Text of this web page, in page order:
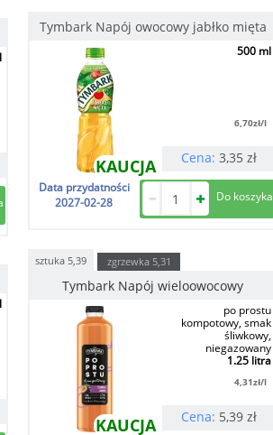
Tymbark Napój owocowy jabłko mięta
KAUCJA
500 ml
6,70zł/l
Cena:3,35 zł
Data przydatności
2027-02-28
sztuka5,39 zgrzewka 5,31
Tymbark Napój wieloowocowy
KAUCJA
po prostu
kompotowy, smak
śliwkowy,
niegazowany
1.25 litra
4,31zł/l
Cena: 5,39 zł